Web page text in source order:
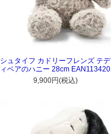
シュタイフ カドリーフレンズ テデ
ィベアのハニー 28cm EAN113420
9,900円(税込)